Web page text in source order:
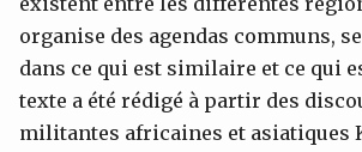
organise des agendas communs,
dans ce qui est similaire et ce qui
texte a été rédigé à partir des
militantes africaines et asiatiques